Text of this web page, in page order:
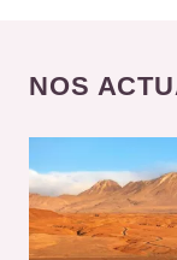
NOS